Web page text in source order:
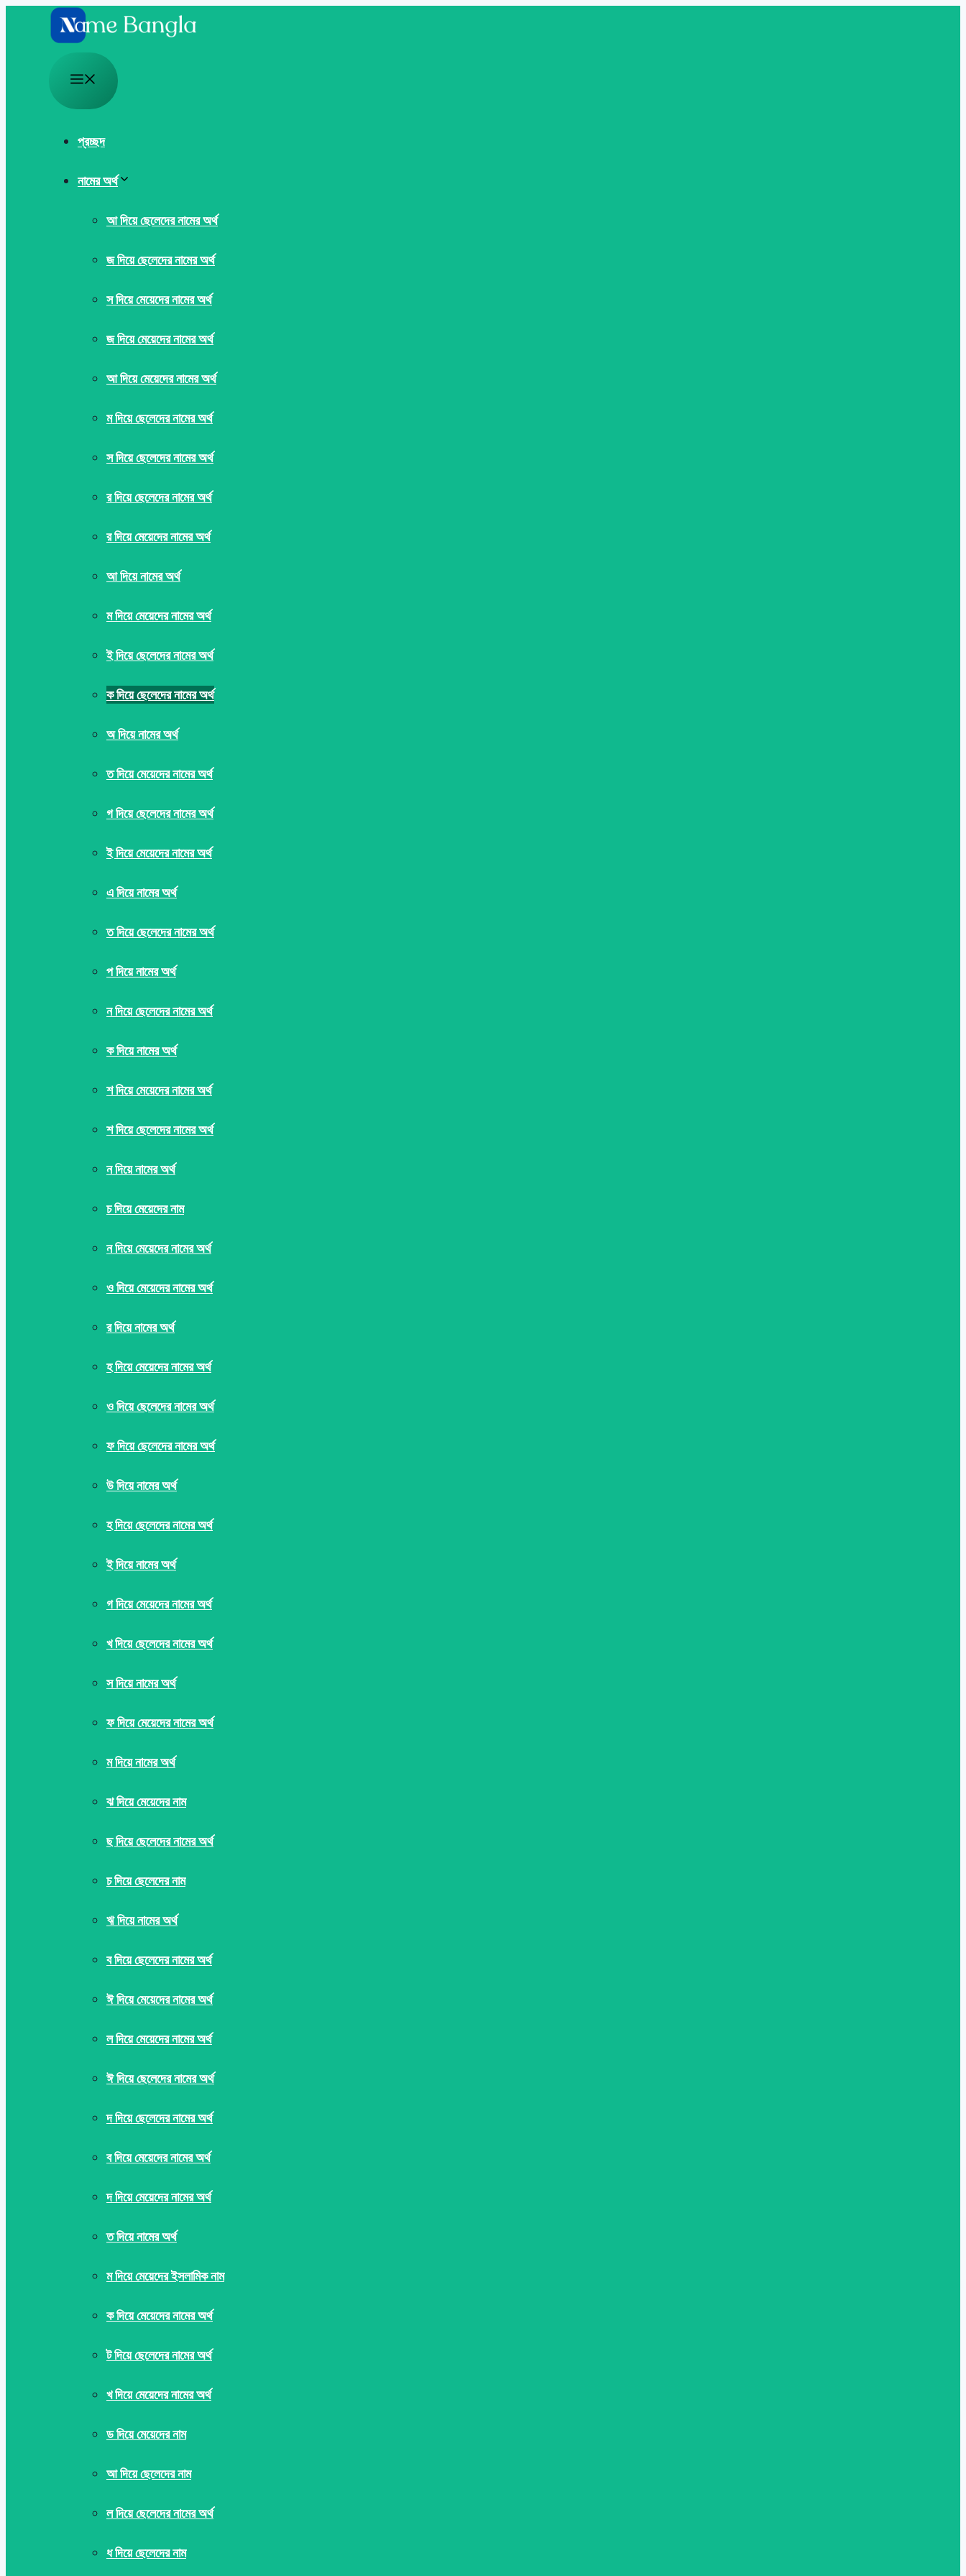
Menu
প্রচ্ছদ
নামের অর্থ
আ দিয়ে ছেলেদের নামের অর্থ
জ দিয়ে ছেলেদের নামের অর্থ
স দিয়ে মেয়েদের নামের অর্থ
জ দিয়ে মেয়েদের নামের অর্থ
আ দিয়ে মেয়েদের নামের অর্থ
ম দিয়ে ছেলেদের নামের অর্থ
স দিয়ে ছেলেদের নামের অর্থ
র দিয়ে ছেলেদের নামের অর্থ
র দিয়ে মেয়েদের নামের অর্থ
আ দিয়ে নামের অর্থ
ম দিয়ে মেয়েদের নামের অর্থ
ই দিয়ে ছেলেদের নামের অর্থ
ক দিয়ে ছেলেদের নামের অর্থ
অ দিয়ে নামের অর্থ
ত দিয়ে মেয়েদের নামের অর্থ
গ দিয়ে ছেলেদের নামের অর্থ
ই দিয়ে মেয়েদের নামের অর্থ
এ দিয়ে নামের অর্থ
ত দিয়ে ছেলেদের নামের অর্থ
প দিয়ে নামের অর্থ
ন দিয়ে ছেলেদের নামের অর্থ
ক দিয়ে নামের অর্থ
শ দিয়ে মেয়েদের নামের অর্থ
শ দিয়ে ছেলেদের নামের অর্থ
ন দিয়ে নামের অর্থ
চ দিয়ে মেয়েদের নাম
ন দিয়ে মেয়েদের নামের অর্থ
ও দিয়ে মেয়েদের নামের অর্থ
র দিয়ে নামের অর্থ
হ দিয়ে মেয়েদের নামের অর্থ
ও দিয়ে ছেলেদের নামের অর্থ
ফ দিয়ে ছেলেদের নামের অর্থ
উ দিয়ে নামের অর্থ
হ দিয়ে ছেলেদের নামের অর্থ
ই দিয়ে নামের অর্থ
গ দিয়ে মেয়েদের নামের অর্থ
খ দিয়ে ছেলেদের নামের অর্থ
স দিয়ে নামের অর্থ
ফ দিয়ে মেয়েদের নামের অর্থ
ম দিয়ে নামের অর্থ
ঝ দিয়ে মেয়েদের নাম
ছ দিয়ে ছেলেদের নামের অর্থ
চ দিয়ে ছেলেদের নাম
ঋ দিয়ে নামের অর্থ
ব দিয়ে ছেলেদের নামের অর্থ
ঈ দিয়ে মেয়েদের নামের অর্থ
ল দিয়ে মেয়েদের নামের অর্থ
ঈ দিয়ে ছেলেদের নামের অর্থ
দ দিয়ে ছেলেদের নামের অর্থ
ব দিয়ে মেয়েদের নামের অর্থ
দ দিয়ে মেয়েদের নামের অর্থ
ত দিয়ে নামের অর্থ
ম দিয়ে মেয়েদের ইসলামিক নাম
ক দিয়ে মেয়েদের নামের অর্থ
ট দিয়ে ছেলেদের নামের অর্থ
খ দিয়ে মেয়েদের নামের অর্থ
ড দিয়ে মেয়েদের নাম
আ দিয়ে ছেলেদের নাম
ল দিয়ে ছেলেদের নামের অর্থ
ধ দিয়ে ছেলেদের নাম